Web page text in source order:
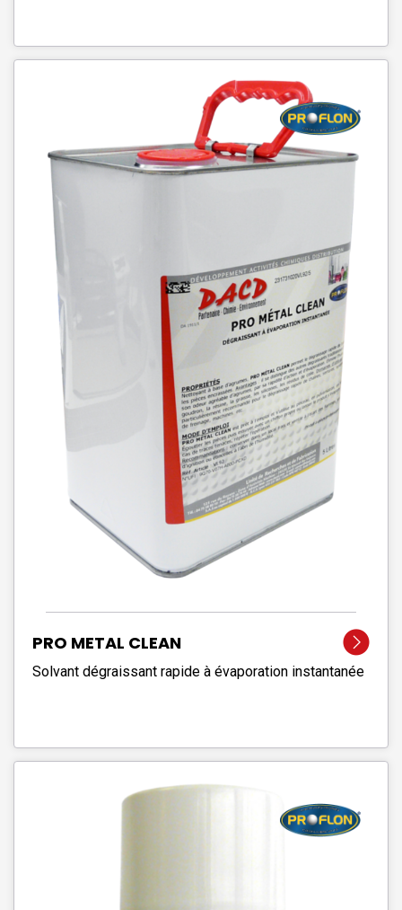
PRO METAL CLEAN
Solvant dégraissant rapide à évaporation instantanée